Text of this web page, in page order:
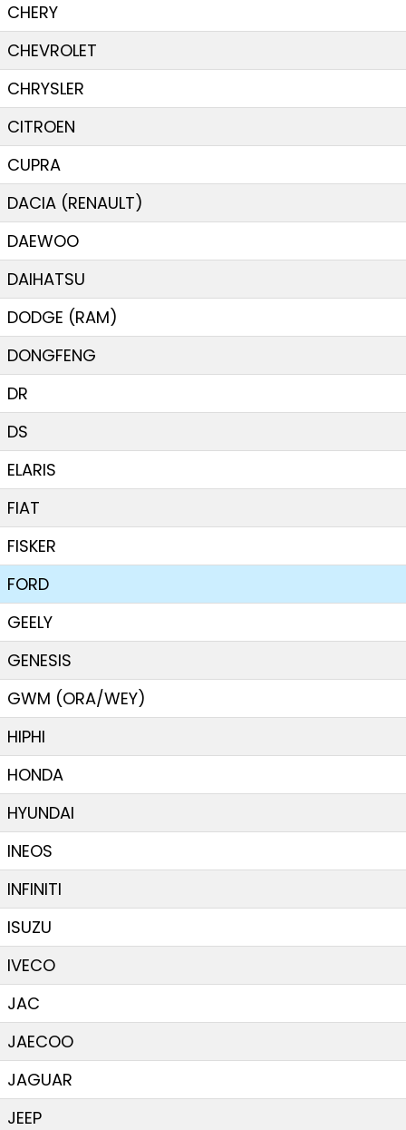
CHERY
CHEVROLET
CHRYSLER
CITROEN
CUPRA
DACIA (RENAULT)
DAEWOO
DAIHATSU
DODGE (RAM)
DONGFENG
DR
DS
ELARIS
FIAT
FISKER
FORD
GEELY
GENESIS
GWM (ORA/WEY)
HIPHI
HONDA
HYUNDAI
INEOS
INFINITI
ISUZU
IVECO
JAC
JAECOO
JAGUAR
JEEP